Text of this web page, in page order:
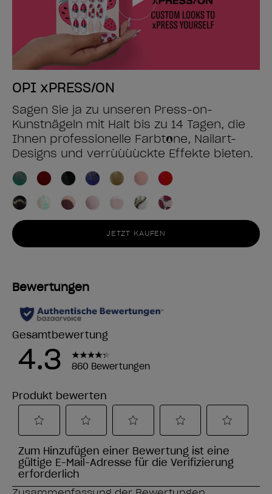
OPI xPRESS/ON
Sagen Sie ja zu unseren Press-on-
Kunstnägeln mit Halt bis zu 14 Tagen, die
Ihnen professionelle Farbtöne, Nailart-
Designs und verrüüüückte Effekte bieten.
JETZT KAUFEN